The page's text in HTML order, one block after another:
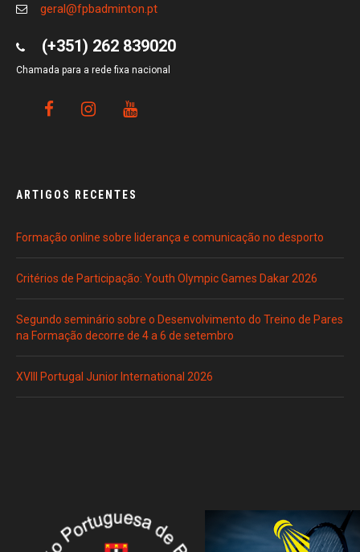
geral@fpbadminton.pt
(+351) 262 839020
Chamada para a rede fixa nacional
ARTIGOS RECENTES
Formação online sobre liderança e comunicação no desporto
Critérios de Participação: Youth Olympic Games Dakar 2026
Segundo seminário sobre o Desenvolvimento do Treino de Pares
na Formação decorre de 4 a 6 de setembro
XVIII Portugal Junior International 2026